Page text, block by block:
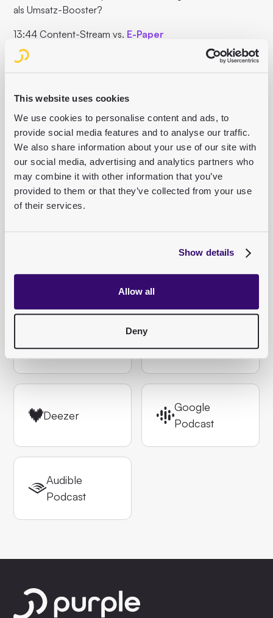
This website uses cookies
We use cookies to personalise content and ads, to
provide social media features and to analyse our traffic.
We also share information about your use of our site with
our social media, advertising and analytics partners who
may combine it with other information that you’ve
provided to them or that they’ve collected from your use
of their services.
Show details
Allow all
Deny
als Umsatz-Booster?
13:44 Content-Stream vs. E-Paper
18:22 Auf die Bedürfnisse Ihrer Zielgruppe schauen
gemeinsam genutzt wird
31:45 Nicht in alten KPIs messen
37:06 Media Time als neuer Key Performance Indicator
42:53 Welche Rolle spielen Data Science und AI bei
DRIVE?
47:14 Warum der Fokus auf die Top 5% Ihrer Nutzer
49:59 Welche Abos hat Dr. Christoph Mayer privat?
Auf allen Plattformen anhören
Apple Spotify
Deezer
Google
Podcast
Audible
Podcast